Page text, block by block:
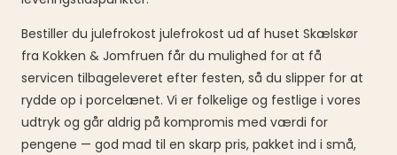
Bestiller du julefrokost julefrokost ud af huset Skælskør
fra Kokken & Jomfruen får du mulighed for at få
servicen tilbageleveret efter festen, så du slipper for at
rydde op i porcelænet. Vi er folkelige og festlige i vores
udtryk og går aldrig på kompromis med værdi for
pengene — god mad til en skarp pris, pakket ind i små,